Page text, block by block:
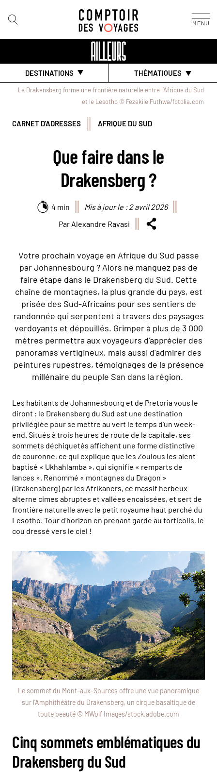
MENU
DESTINATIONS THÉMATIQUES
Le Drakensberg forme une frontière naturelle entre l’Afrique du Sud
et le Lesotho © Fezekile Futhwa/fotolia.com
CARNET D'ADRESSES AFRIQUE DU SUD
Que faire dans le
Drakensberg ?
4 min
Mis à jour le : 2 avril 2026
Par Alexandre Ravasi
Votre prochain voyage en Afrique du Sud passe
par Johannesbourg ? Alors ne manquez pas de
faire étape dans le Drakensberg du Sud. Cette
chaîne de montagnes, la plus grande du pays, est
prisée des Sud-Africains pour ses sentiers de
randonnée qui serpentent à travers des paysages
verdoyants et dépouillés. Grimper à plus de 3 000
mètres permettra aux voyageurs d'apprécier des
panoramas vertigineux, mais aussi d'admirer des
peintures rupestres, témoignages de la présence
millénaire du peuple San dans la région.
Les habitants de Johannesbourg et de Pretoria vous le
diront : le Drakensberg du Sud est une destination
privilégiée pour se mettre au vert le temps d'un week-
end. Situés à trois heures de route de la capitale, ses
sommets déchiquetés affichent une forme distinctive
de couronne, ce qui explique que les Zoulous les aient
baptisé « Ukhahlamba », qui signifie « remparts de
lances ». Renommé « montagnes du Dragon »
(Drakensberg) par les Afrikaners, ce massif herbeux
alterne cimes abruptes et vallées encaissées, et sert de
frontière naturelle avec le petit royaume haut perché du
Lesotho. Tour d’horizon en prenant garde au torticolis, le
cou dressé vers le ciel !
Le sommet du Mont-aux-Sources offre une vue panoramique
sur l'Amphithéâtre du Drakensberg, un cirque basaltique de
toute beauté © MWolf Images/stock.adobe.com
Cinq sommets emblématiques du
Drakensberg du Sud